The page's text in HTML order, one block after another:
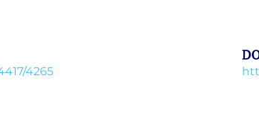
4265